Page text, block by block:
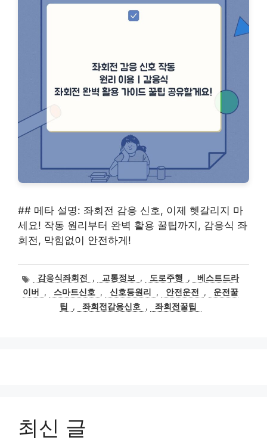
## 메타 설명: 좌회전 감응 신호, 이제 헷갈리지 마
세요! 작동 원리부터 완벽 활용 꿀팁까지, 감응식 좌
회전, 막힘없이 안전하게!
태
그
감응식좌회전 , 교통정보 , 도로주행 ,
베스트드라
이버
, 스마트신호 , 신호등원리 , 안전운전 ,
운전꿀
팁
, 좌회전감응신호 , 좌회전꿀팁
최신 글